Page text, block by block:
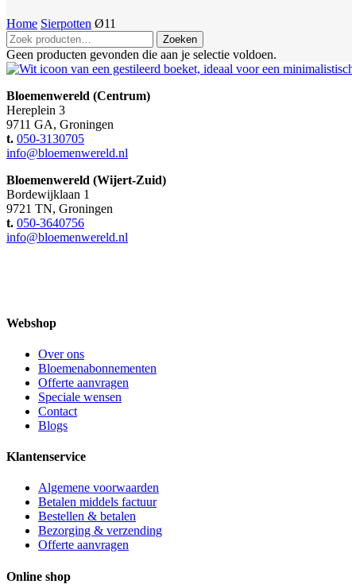
Home Sierpotten Ø11
Zoeken
naar:
Zoeken
Geen producten gevonden die aan je selectie voldoen.
Bloemenwereld (Centrum)
Hereplein 3
9711 GA, Groningen
t. 050-3130705
info@bloemenwereld.nl
Bloemenwereld (Wijert-Zuid)
Bordewijklaan 1
9721 TN, Groningen
t. 050-3640756
info@bloemenwereld.nl
Webshop
Over ons
Bloemenabonnementen
Offerte aanvragen
Speciale wensen
Contact
Blogs
Klantenservice
Algemene voorwaarden
Betalen middels factuur
Bestellen & betalen
Bezorging & verzending
Offerte aanvragen
Online shop